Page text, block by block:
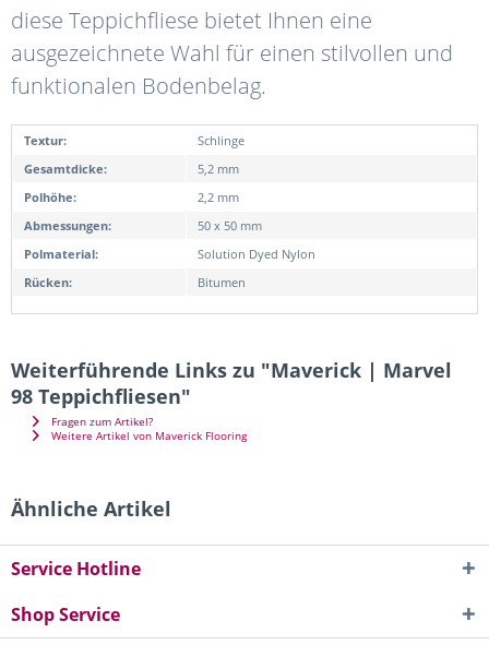
diese Teppichfliese bietet Ihnen eine
ausgezeichnete Wahl für einen stilvollen und
funktionalen Bodenbelag.
Textur:
Schlinge
Gesamtdicke:
5,2 mm
Polhöhe:
2,2 mm
Abmessungen:
50 x 50 mm
Polmaterial:
Solution Dyed Nylon
Rücken:
Bitumen
Weiterführende Links zu "Maverick | Marvel
98 Teppichfliesen"
Fragen zum Artikel?
Weitere Artikel von Maverick Flooring
Ähnliche Artikel
Service Hotline
Shop Service